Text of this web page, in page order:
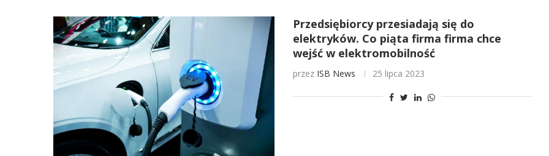
Przedsiębiorcy przesiadają się do
elektryków. Co piąta firma firma chce
wejść w elektromobilność
przez ISB News 25 lipca 2023